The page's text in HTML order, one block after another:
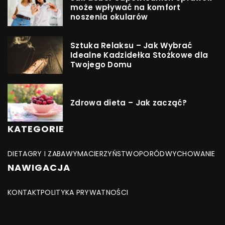
może wpływać na komfort
noszenia okularów
Sztuka Relaksu – Jak Wybrać
Idealne Kadzidełka Stożkowe dla
Twojego Domu
Zdrowa dieta – Jak zacząć?
KATEGORIE
DIETAGRY I ZABAWYMACIERZYŃSTWOPORÓDWYCHOWANIE
NAWIGACJA
KONTAKTPOLITYKA PRYWATNOŚCI